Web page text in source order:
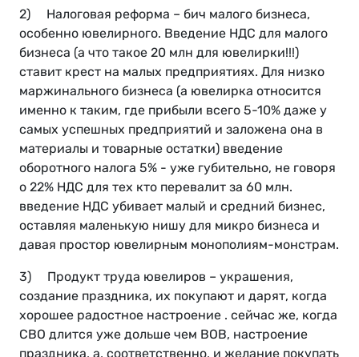
2) Налоговая реформа – бич малого бизнеса,
особенно ювелирного. Введение НДС для малого
бизнеса (а что такое 20 млн для ювелирки!!!)
ставит крест на малых предприятиях. Для низко
маржинального бизнеса (а ювелирка относится
именно к таким, где прибыли всего 5-10% даже у
самых успешных предприятий и заложена она в
материалы и товарные остатки) введение
оборотного налога 5% - уже губительно, не говоря
о 22% НДС для тех кто перевалит за 60 млн.
введение НДС убивает малый и средний бизнес,
оставляя маленькую нишу для микро бизнеса и
давая простор ювелирным монополиям-монстрам.
3) Продукт труда ювелиров – украшения,
создание праздника, их покупают и дарят, когда
хорошее радостное настроение . сейчас же, когда
СВО длится уже дольше чем ВОВ, настроение
праздника, а, соответственно, и желание покупать